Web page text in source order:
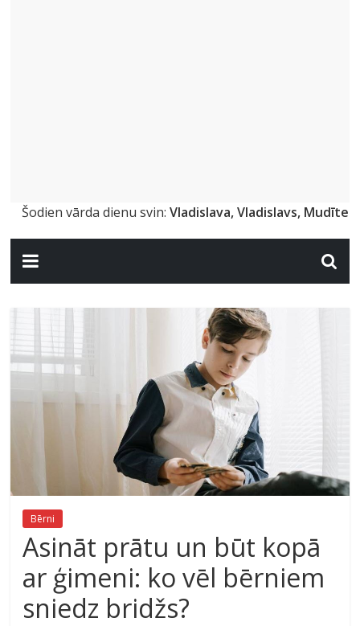
Šodien vārda dienu svin:Vladislava, Vladislavs, Mudīte
Bērni
Asināt prātu un būt kopā
ar ģimeni: ko vēl bērniem
sniedz bridžs?